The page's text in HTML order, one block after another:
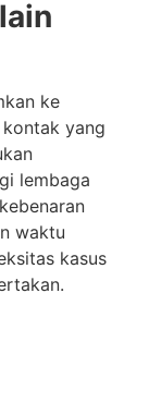
ke
yang
lembaga
waktu
kasus